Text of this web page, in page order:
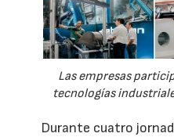
Las empresas
tecnologías
Durante cuatro